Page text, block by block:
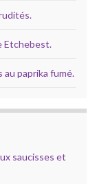
Etchebest.
paprika fumé.
saucisses et